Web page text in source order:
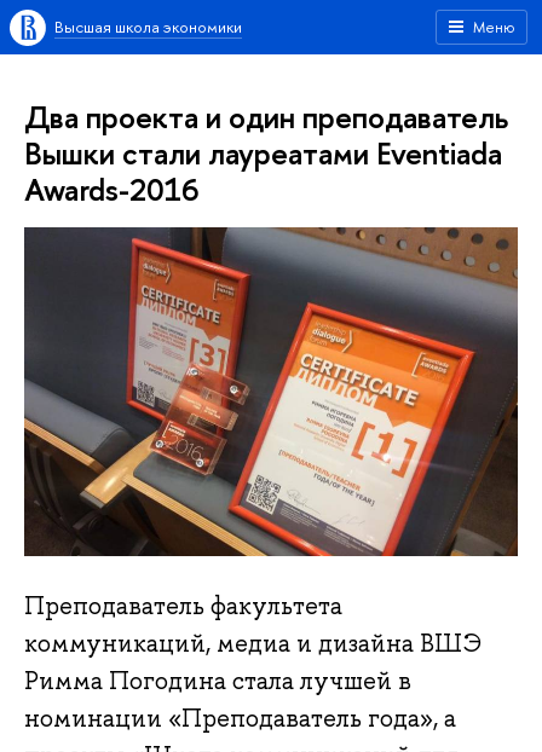
Меню
Высшая школа экономики
Два проекта и один преподаватель
Вышки стали лауреатами Eventiada
Awards-2016
Преподаватель факультета
коммуникаций, медиа и дизайна ВШЭ
Римма Погодина стала лучшей в
номинации «Преподаватель года», а